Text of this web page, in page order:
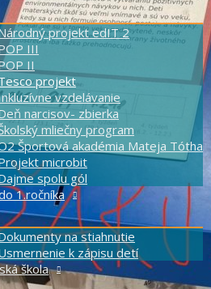
projekt edIT 2
III
II
projekt
vzdelávanie
narcisov- zbierka
mliečny program
Športová akadémia Mateja Tótha
microbit
spolu gól
1.ročníka
na stiahnutie
k zápisu detí
škola